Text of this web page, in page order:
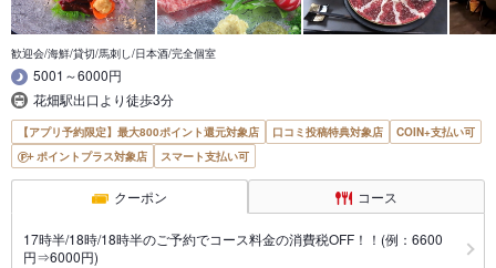
歓迎会/海鮮/貸切/馬刺し/日本酒/完全個室
5001～6000円
花畑駅出口より徒歩3分
【アプリ予約限定】最大800ポイント還元対象店 口コミ投稿特典対象店
COIN+支払い可
ポイントプラス対象店
スマート支払い可
クーポン コース
17時半/18時/18時半のご予約でコース料金の消費税OFF！！(例：6600
円⇒6000円)